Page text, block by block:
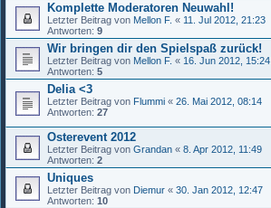
Komplette Moderatoren Neuwahl!
Letzter Beitrag von Mellon F. « 11. Jul 2012, 21:23
Antworten: 9
Wir bringen dir den Spielspaß zurück!
Letzter Beitrag von Mellon F. « 16. Jun 2012, 15:24
Antworten: 5
Delia <3
Letzter Beitrag von Flummi « 26. Mai 2012, 08:14
Antworten: 27
Osterevent 2012
Letzter Beitrag von Grandan « 8. Apr 2012, 11:49
Antworten: 2
Uniques
Letzter Beitrag von Diemur « 30. Jan 2012, 12:47
Antworten: 10